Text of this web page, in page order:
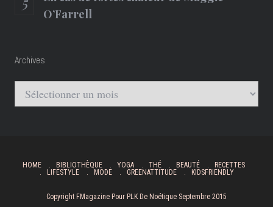
O’Farrell
Archives
Archives
HOME BIBLIOTHÈQUE YOGA THÉ BEAUTÉ
RECETTES
LIFESTYLE
MODE GREENATTITUDE KIDSFRIENDLY
Copyright FMagazine Pour PLK De Noétique Septembre 2015